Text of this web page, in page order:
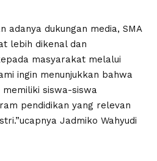
adanya dukungan media, SMA
lebih dikenal dan
masyarakat melalui
ingin menunjukkan bahwa
memiliki siswa-siswa
pendidikan yang relevan
Jadmiko Wahyudi